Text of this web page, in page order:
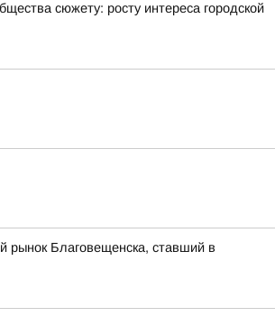
сюжету: росту интереса городской
рынок Благовещенска, ставший в